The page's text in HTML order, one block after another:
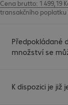
Cena brutto: 1 499,19
transakčního
Předpokládané
množství se
K dispozici je již